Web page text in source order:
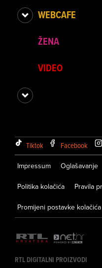
WEBCAFE
ŽENA
VIDEO
Tiktok Facebook
Impressum Oglašavanje
Politika kolačića Pravila
Promijeni postavke kolačića
RTL DIGITALNI PROIZVODI